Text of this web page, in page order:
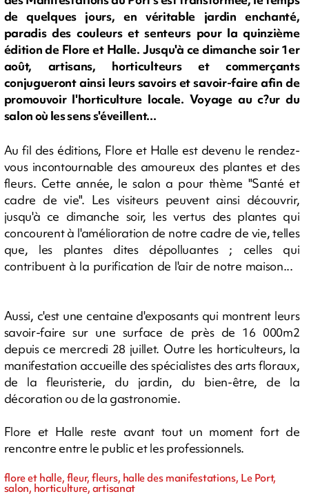
de quelques jours, en véritable jardin enchanté,
paradis des couleurs et senteurs pour la quinzième
édition de Flore et Halle. Jusqu'à ce dimanche soir 1er
août, artisans, horticulteurs et commerçants
conjugueront ainsi leurs savoirs et savoir-faire afin de
promouvoir l'horticulture locale. Voyage au c?ur du
salon où les sens s'éveillent...
Au fil des éditions, Flore et Halle est devenu le rendez-
vous incontournable des amoureux des plantes et des
fleurs. Cette année, le salon a pour thème "Santé et
cadre de vie". Les visiteurs peuvent ainsi découvrir,
jusqu'à ce dimanche soir, les vertus des plantes qui
concourent à l'amélioration de notre cadre de vie, telles
que, les plantes dites dépolluantes ; celles qui
contribuent à la purification de l'air de notre maison...
Aussi, c'est une centaine d'exposants qui montrent leurs
savoir-faire sur une surface de près de 16 000m2
depuis ce mercredi 28 juillet. Outre les horticulteurs, la
manifestation accueille des spécialistes des arts floraux,
de la fleuristerie, du jardin, du bien-être, de la
décoration ou de la gastronomie.
Flore et Halle reste avant tout un moment fort de
rencontre entre le public et les professionnels.
flore et halle, fleur, fleurs, halle des manifestations, Le Port,
salon, horticulture, artisanat